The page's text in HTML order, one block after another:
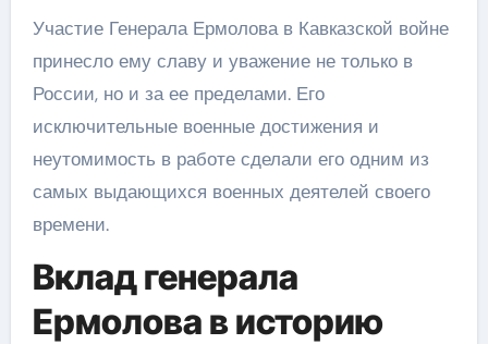
Участие Генерала Ермолова в Кавказской войне
принесло ему славу и уважение не только в
России, но и за ее пределами. Его
исключительные военные достижения и
неутомимость в работе сделали его одним из
самых выдающихся военных деятелей своего
времени.
Вклад генерала
Ермолова в историю